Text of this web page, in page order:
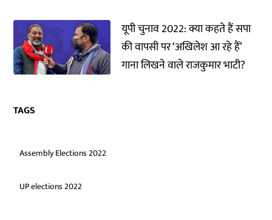
यूपी चुनाव 2022: क्या कहते हैं सपा
की वापसी पर ‘अखिलेश आ रहे हैं’
गाना लिखने वाले राजकुमार भाटी?
TAGS
Assembly Elections 2022
UP elections 2022